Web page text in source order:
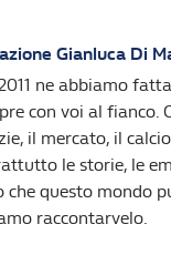
Gianluca Di
ne abbiamo
con voi al fianco.
il mercato, il
le storie, le
che questo mondo
raccontarvelo.